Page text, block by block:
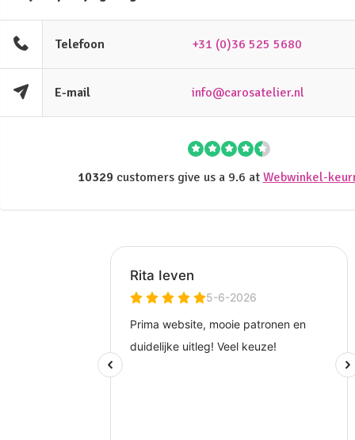
Telefoon +31 (0)36 525 5680
E-mail info@carosatelier.nl
10329customers give us a 9.6 at Webwinkel-